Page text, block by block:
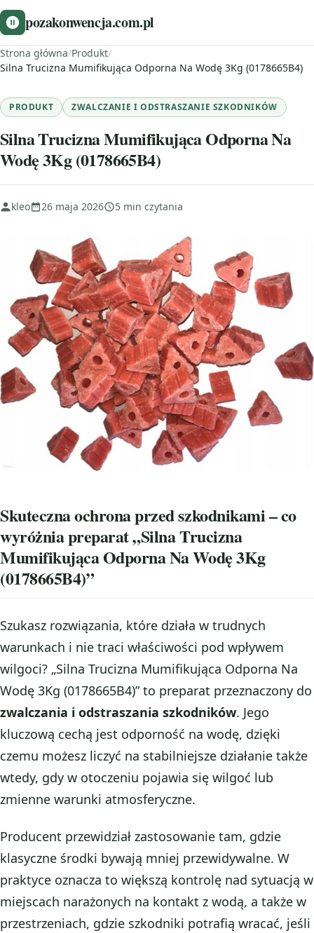
pozakonwencja.com.pl
Strona główna/Produkt/
Silna Trucizna Mumifikująca Odporna Na Wodę 3Kg (0178665B4)
PRODUKT ZWALCZANIE I ODSTRASZANIE SZKODNIKÓW
Silna Trucizna Mumifikująca Odporna Na
Wodę 3Kg (0178665B4)
kleo 26 maja 2026 5 min czytania
Skuteczna ochrona przed szkodnikami – co
wyróżnia preparat „Silna Trucizna
Mumifikująca Odporna Na Wodę 3Kg
(0178665B4)”
Szukasz rozwiązania, które działa w trudnych
warunkach i nie traci właściwości pod wpływem
wilgoci? „Silna Trucizna Mumifikująca Odporna Na
Wodę 3Kg (0178665B4)” to preparat przeznaczony do
zwalczania i odstraszania szkodników. Jego
kluczową cechą jest odporność na wodę, dzięki
czemu możesz liczyć na stabilniejsze działanie także
wtedy, gdy w otoczeniu pojawia się wilgoć lub
zmienne warunki atmosferyczne.
Producent przewidział zastosowanie tam, gdzie
klasyczne środki bywają mniej przewidywalne. W
praktyce oznacza to większą kontrolę nad sytuacją w
miejscach narażonych na kontakt z wodą, a także w
przestrzeniach, gdzie szkodniki potrafią wracać, jeśli